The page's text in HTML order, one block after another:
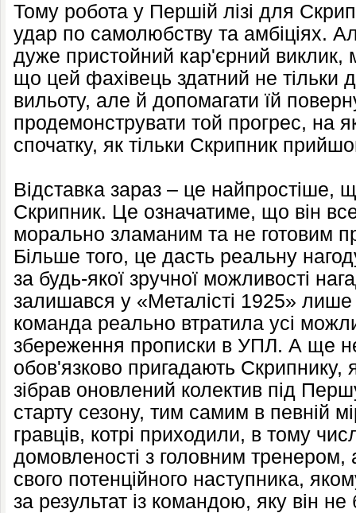
Тому робота у Першій лізі для
удар по самолюбству та амбіціях.
дуже пристойний кар'єрний виклик,
що цей фахівець здатний не тільки
вильоту, але й допомагати їй
продемонструвати той прогрес, на
спочатку, як тільки Скрипник
Відставка зараз – це найпростіше,
Скрипник. Це означатиме, що він
морально зламаним та не готовим
Більше того, це дасть реальну
за будь-якої зручної можливості
залишався у «Металісті 1925»
команда реально втратила усі
збереження прописки в УПЛ. А ще
обов'язково пригадають Скрипнику,
зібрав оновлений колектив під
старту сезону, тим самим в певній
гравців, котрі приходили, в тому
домовленості з головним тренером,
свого потенційного наступника,
за результат із командою, яку він не